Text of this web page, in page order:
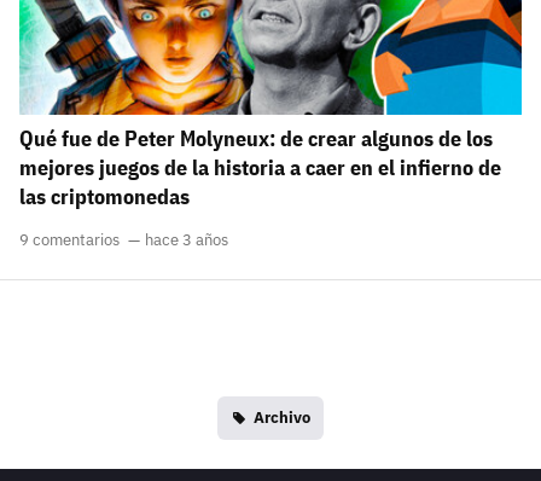
Qué fue de Peter Molyneux: de crear algunos de los
mejores juegos de la historia a caer en el infierno de
las criptomonedas
9 comentarios hace 3 años
Archivo